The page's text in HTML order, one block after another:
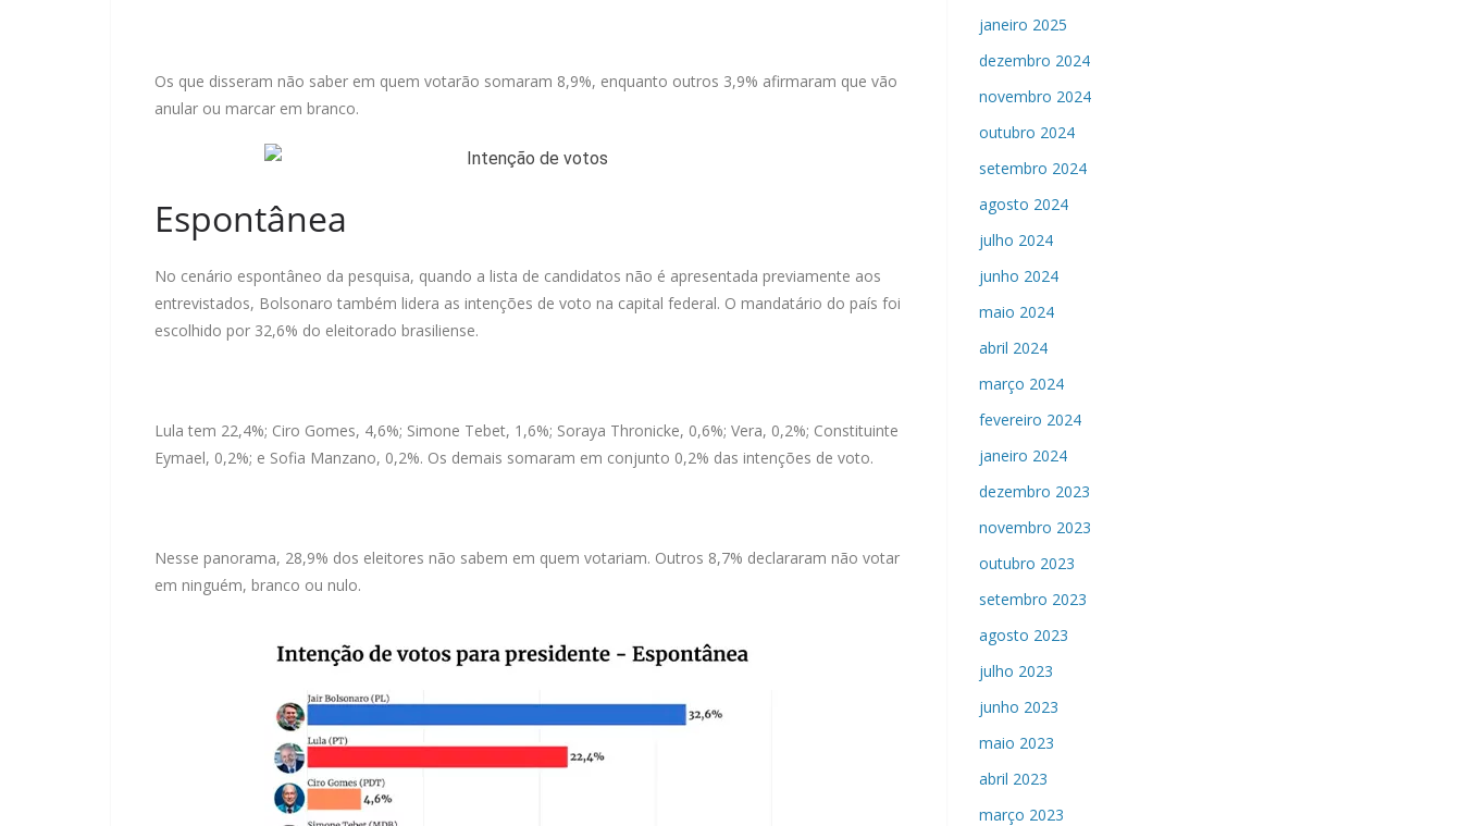
Os que disseram não saber em quem votarão somaram 8,9%, enquanto outros 3,9% afirmaram que vão
anular ou marcar em branco.
Espontânea
No cenário espontâneo da pesquisa, quando a lista de candidatos não é apresentada previamente aos
entrevistados, Bolsonaro também lidera as intenções de voto na capital federal. O mandatário do país foi
escolhido por 32,6% do eleitorado brasiliense.
Lula tem 22,4%; Ciro Gomes, 4,6%; Simone Tebet, 1,6%; Soraya Thronicke, 0,6%; Vera, 0,2%; Constituinte
Eymael, 0,2%; e Sofia Manzano, 0,2%. Os demais somaram em conjunto 0,2% das intenções de voto.
Nesse panorama, 28,9% dos eleitores não sabem em quem votariam. Outros 8,7% declararam não votar
em ninguém, branco ou nulo.
janeiro 2025
dezembro 2024
novembro 2024
outubro 2024
setembro 2024
agosto 2024
julho 2024
junho 2024
maio 2024
abril 2024
março 2024
fevereiro 2024
janeiro 2024
dezembro 2023
novembro 2023
outubro 2023
setembro 2023
agosto 2023
julho 2023
junho 2023
maio 2023
abril 2023
março 2023